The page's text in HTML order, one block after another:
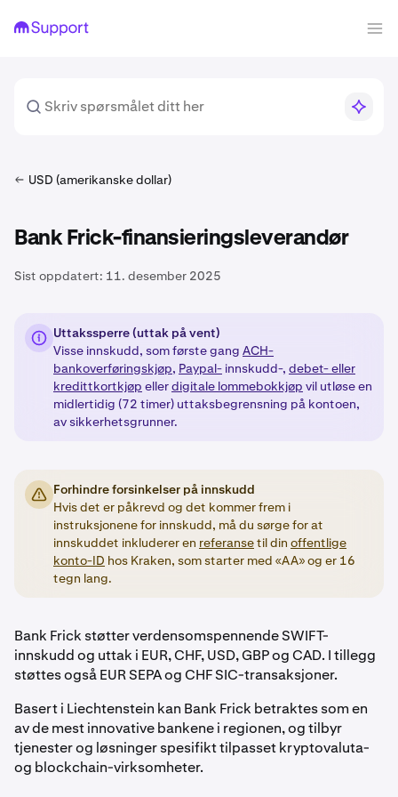
USD (amerikanske dollar)
Bank Frick-finansieringsleverandør
Sist oppdatert: 11. desember 2025
Uttakssperre (uttak på vent)
Visse innskudd, som første gang ACH-
bankoverføringskjøp, Paypal- innskudd-, debet- eller
kredittkortkjøp ellerdigitale lommebokkjøp vil utløse en
midlertidig (72 timer) uttaksbegrensning på kontoen,
av sikkerhetsgrunner.
Forhindre forsinkelser på innskudd
Hvis det er påkrevd og det kommer frem i
instruksjonene for innskudd, må du sørge for at
innskuddet inkluderer en referansetil din offentlige
konto-ID hos Kraken, som starter med «AA» og er 16
tegn lang.
Bank Frick støtter verdensomspennende SWIFT-
innskudd og uttak i EUR, CHF, USD, GBP og CAD. I tillegg
støttes også EUR SEPA og CHF SIC-transaksjoner.
Basert i Liechtenstein kan Bank Frick betraktes som en
av de mest innovative bankene i regionen, og tilbyr
tjenester og løsninger spesifikt tilpasset kryptovaluta-
og blockchain-virksomheter.